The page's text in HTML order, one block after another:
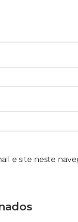
e site neste